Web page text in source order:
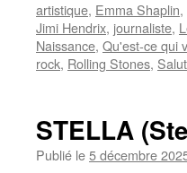
artistique, Emma Shaplin,
Jimi Hendrix, journaliste,
Naissance, Qu'est-ce qui
rock, Rolling Stones,
STELLA
Publié le5 décembre